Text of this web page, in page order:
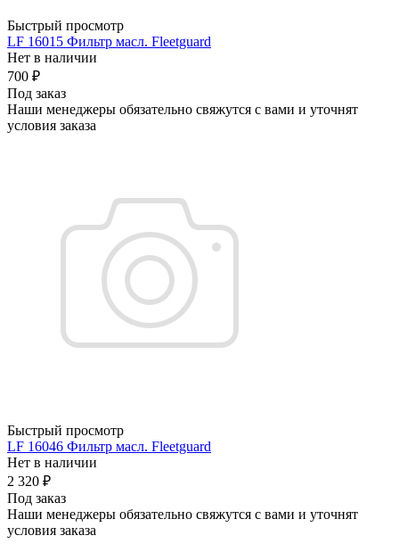
Быстрый просмотр
LF 16015 Фильтр масл. Fleetguard
Нет в наличии
700 ₽
Под заказ
Наши менеджеры обязательно свяжутся с вами и уточнят
условия заказа
Быстрый просмотр
LF 16046 Фильтр масл. Fleetguard
Нет в наличии
2 320 ₽
Под заказ
Наши менеджеры обязательно свяжутся с вами и уточнят
условия заказа